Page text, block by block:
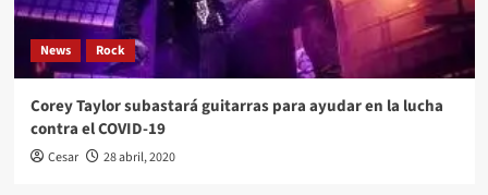
News Rock
Corey Taylor subastará guitarras para ayudar en la lucha
contra el COVID-19
Cesar 28 abril, 2020